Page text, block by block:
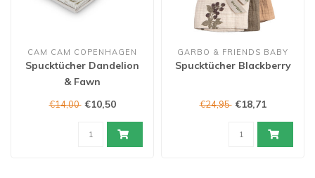
CAM CAM COPENHAGEN
Spucktücher Dandelion
& Fawn
€14,00 €10,50
GARBO & FRIENDS BABY
Spucktücher Blackberry
€24,95 €18,71